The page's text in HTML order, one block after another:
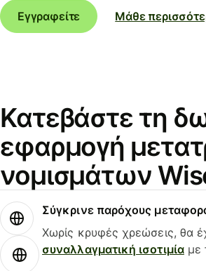
Εγγραφείτε
Μάθε
Κατεβάστε τη
εφαρμογή
νομισμάτων
Σύγκρινε παρόχους
Χωρίς κρυφές χρεώσεις, θα
συναλλαγματική ισοτιμίαμε